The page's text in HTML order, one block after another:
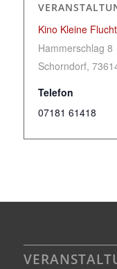
Kino Kleine
Hammerschlag 8
Schorndorf,
Telefon
07181 61418